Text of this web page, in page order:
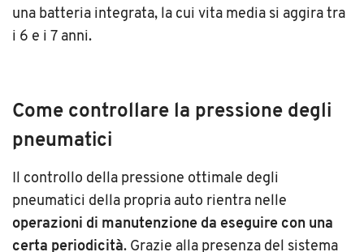
una batteria integrata, la cui vita media si aggira tra
i 6 e i 7 anni.
Come controllare la pressione degli
pneumatici
Il controllo della pressione ottimale degli
pneumatici della propria auto rientra nelle
operazioni di manutenzione da eseguire con una
certa periodicità. Grazie alla presenza del sistema